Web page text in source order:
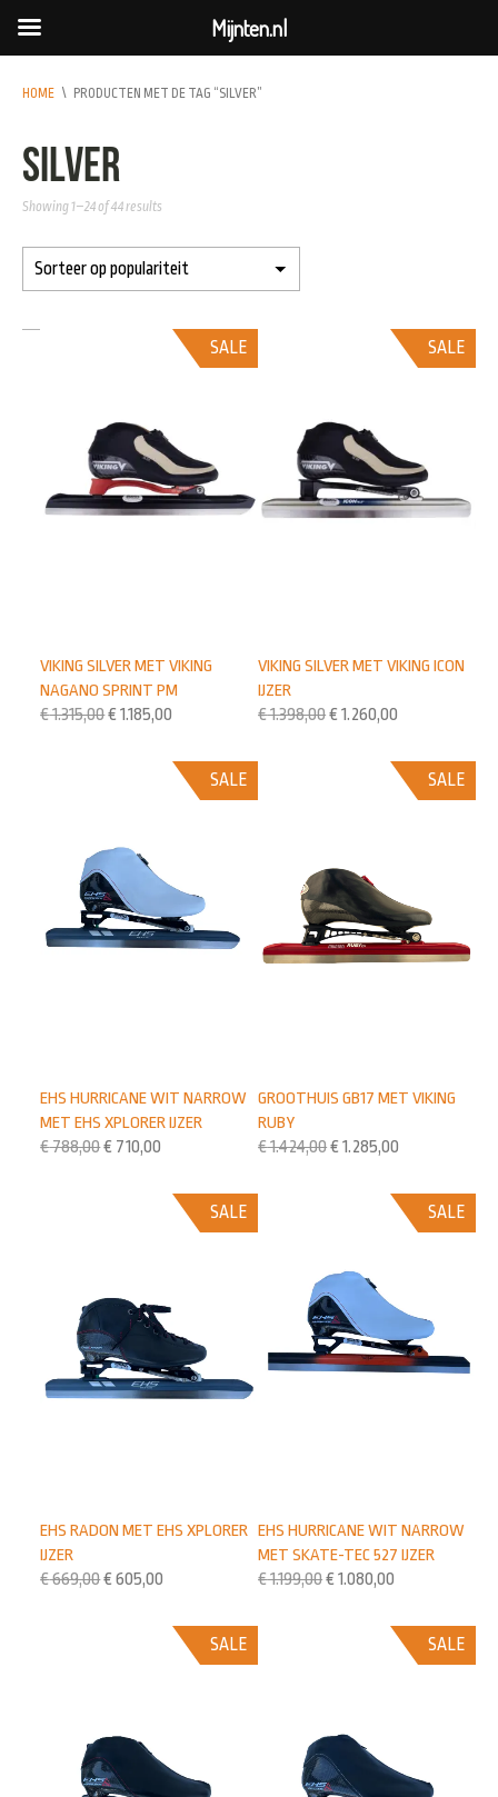
HOME \ PRODUCTEN MET DE TAG “SILVER”
silver
Showing 1–24 of 44 results
SALE
VIKING SILVER MET VIKING ICON
IJZER
€1.398,00€ 1.260,00
SALE
VIKING SILVER MET VIKING
NAGANO SPRINT PM
€1.315,00€ 1.185,00
SALE
GROOTHUIS GB17 MET VIKING
RUBY
€1.424,00€ 1.285,00
SALE
EHS HURRICANE WIT NARROW
MET EHS XPLORER IJZER
€788,00€ 710,00
SALE
EHS HURRICANE WIT NARROW
MET SKATE-TEC 527 IJZER
€1.199,00€ 1.080,00
SALE
EHS RADON MET EHS XPLORER
IJZER
€669,00€ 605,00
SALE
SALE
Mijnten.nl